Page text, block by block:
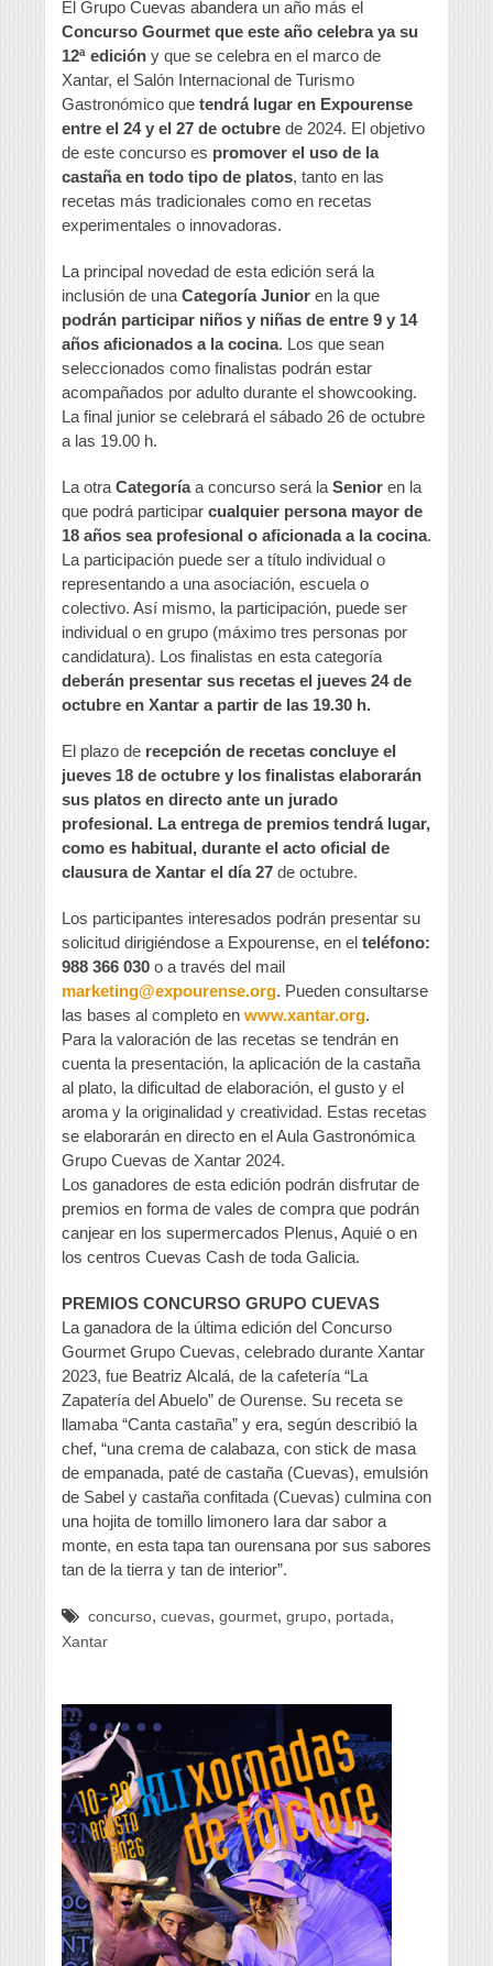
El Grupo Cuevas abandera un año más el
Concurso Gourmet que este año celebra ya su
12ª edición y que se celebra en el marco de
Xantar, el Salón Internacional de Turismo
Gastronómico que tendrá lugar en Expourense
entre el 24 y el 27 de octubre de 2024. El objetivo
de este concurso es promover el uso de la
castaña en todo tipo de platos, tanto en las
recetas más tradicionales como en recetas
experimentales o innovadoras.
La principal novedad de esta edición será la
inclusión de una Categoría Junior en la que
podrán participar niños y niñas de entre 9 y 14
años aficionados a la cocina. Los que sean
seleccionados como finalistas podrán estar
acompañados por adulto durante el showcooking.
La final junior se celebrará el sábado 26 de octubre
a las 19.00 h.
La otra Categoríaa concurso será la Senior en la
que podrá participar cualquier persona mayor de
18 años sea profesional o aficionada a la cocina.
La participación puede ser a título individual o
representando a una asociación, escuela o
colectivo. Así mismo, la participación, puede ser
individual o en grupo (máximo tres personas por
candidatura). Los finalistas en esta categoría
deberán presentar sus recetas el jueves 24 de
octubre en Xantar a partir de las 19.30 h.
El plazo de recepción de recetas concluye el
jueves 18 de octubre y los finalistas elaborarán
sus platos en directo ante un jurado
profesional. La entrega de premios tendrá lugar,
como es habitual, durante el acto oficial de
clausura de Xantar el día 27 de octubre.
Los participantes interesados podrán presentar su
solicitud dirigiéndose a Expourense, en el teléfono:
988 366 030 o a través del mail
marketing@expourense.org. Pueden consultarse
las bases al completo en www.xantar.org.
Para la valoración de las recetas se tendrán en
cuenta la presentación, la aplicación de la castaña
al plato, la dificultad de elaboración, el gusto y el
aroma y la originalidad y creatividad. Estas recetas
se elaborarán en directo en el Aula Gastronómica
Grupo Cuevas de Xantar 2024.
Los ganadores de esta edición podrán disfrutar de
premios en forma de vales de compra que podrán
canjear en los supermercados Plenus, Aquié o en
los centros Cuevas Cash de toda Galicia.
PREMIOS CONCURSO GRUPO CUEVAS
La ganadora de la última edición del Concurso
Gourmet Grupo Cuevas, celebrado durante Xantar
2023, fue Beatriz Alcalá, de la cafetería “La
Zapatería del Abuelo” de Ourense. Su receta se
llamaba “Canta castaña” y era, según describió la
chef, “una crema de calabaza, con stick de masa
de empanada, paté de castaña (Cuevas), emulsión
de Sabel y castaña confitada (Cuevas) culmina con
una hojita de tomillo limonero Iara dar sabor a
monte, en esta tapa tan ourensana por sus sabores
tan de la tierra y tan de interior”.
concurso, cuevas, gourmet, grupo, portada,
Xantar